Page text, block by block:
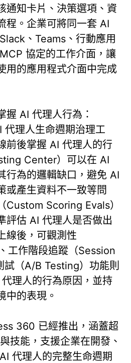
通知卡片、決策選項、資
程。企業可將同一套 AI
、Teams、行動應用
協定的工作介面，讓
用的應用程式介面中完成
握 AI 代理人行為：
理人生命週期治理工
前後掌握 AI 代理人的行
Center）可以在 AI
行為的邏輯缺口，避免 AI
或產生資料不一致等問
Custom Scoring Evals）
評估 AI 代理人是否做出
線後，可觀測性
工作階段追蹤（Session
（A/B Testing）功能則
理人的行為原因，並持
中的表現。
360 已經推出，涵蓋超
技能，支援企業在開發、
代理人的完整生命週期